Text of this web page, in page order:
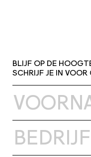
BLIJF OP DE
SCHRIJF JE IN VOOR